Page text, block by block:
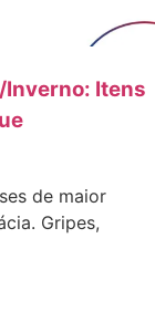
Inverno: Itens
de maior
Gripes,